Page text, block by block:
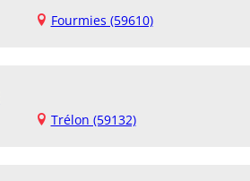
Fourmies (59610)
Trélon (59132)